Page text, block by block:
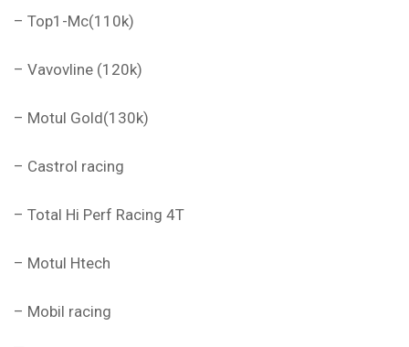
– Top1-Mc(110k)
– Vavovline (120k)
– Motul Gold(130k)
– Castrol racing
– Total Hi Perf Racing 4T
– Motul Htech
– Mobil racing